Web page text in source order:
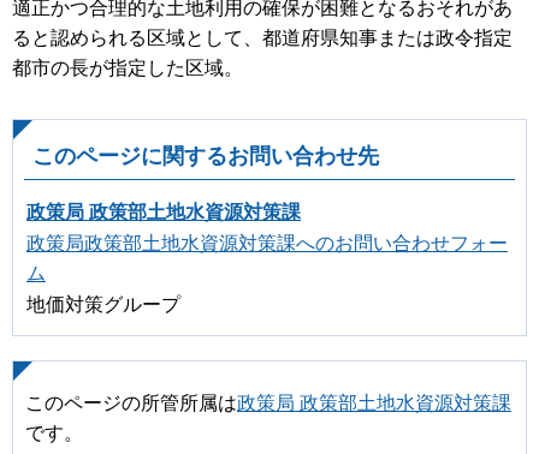
適正かつ合理的な土地利用の確保が困難となるおそれがあ
ると認められる区域として、都道府県知事または政令指定
都市の長が指定した区域。
このページに関するお問い合わせ先
政策局 政策部土地水資源対策課
政策局政策部土地水資源対策課へのお問い合わせフォー
ム
地価対策グループ
このページの所管所属は政策局 政策部土地水資源対策課
です。